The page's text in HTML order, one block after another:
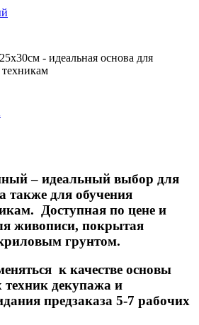
- идеальная основа для
– идеальный выбор для
также для обучения
Доступная по цене и
живописи, покрытая
грунтом.
к качестве основы
декупажа и
предзаказа 5-7 рабочих